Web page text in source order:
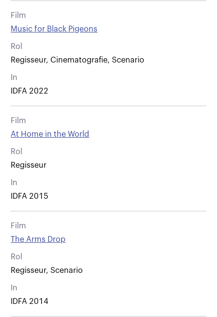
Film
Music for Black Pigeons
Rol
Regisseur, Cinematografie, Scenario
In
IDFA 2022
Film
At Home in the World
Rol
Regisseur
In
IDFA 2015
Film
The Arms Drop
Rol
Regisseur, Scenario
In
IDFA 2014